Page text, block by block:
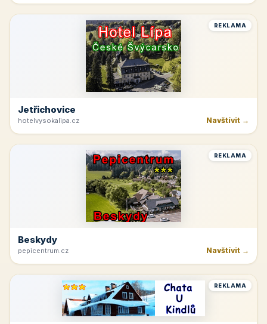
REKLAMA
Jetřichovice
hotelvysokalipa.cz Navštívit →
REKLAMA
Beskydy
pepicentrum.cz Navštívit →
REKLAMA